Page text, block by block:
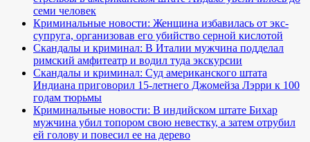
семи человек
Криминальные новости: Женщина избавилась от экс-
супруга, организовав его убийство серной кислотой
Скандалы и криминал: В Италии мужчина подделал
римский амфитеатр и водил туда экскурсии
Скандалы и криминал: Суд американского штата
Индиана приговорил 15-летнего Джомейза Лэрри к 100
годам тюрьмы
Криминальные новости: В индийском штате Бихар
мужчина убил топором свою невестку, а затем отрубил
ей голову и повесил ее на дерево